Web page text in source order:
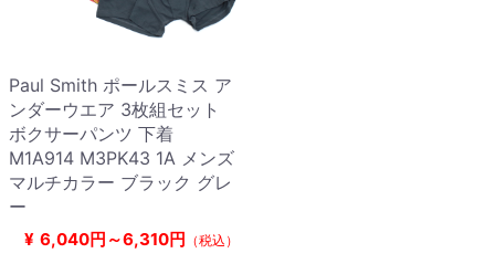
Paul Smith ポールスミス ア
ンダーウエア 3枚組セット
ボクサーパンツ 下着
M1A914 M3PK43 1A メンズ
マルチカラー ブラック グレ
ー
¥ 6,040円～6,310円 （税込）